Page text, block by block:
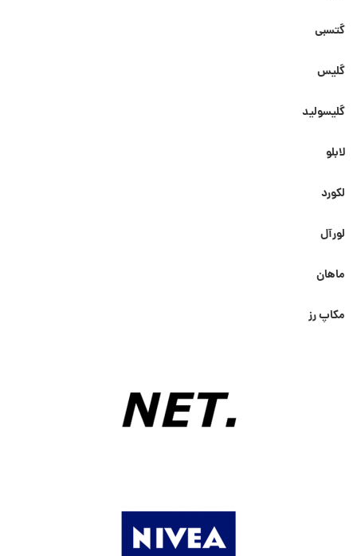
گتسبی
گلیس
گلیسولید
لابلو
لکورد
لورآل
ماهان
مکاپ رز